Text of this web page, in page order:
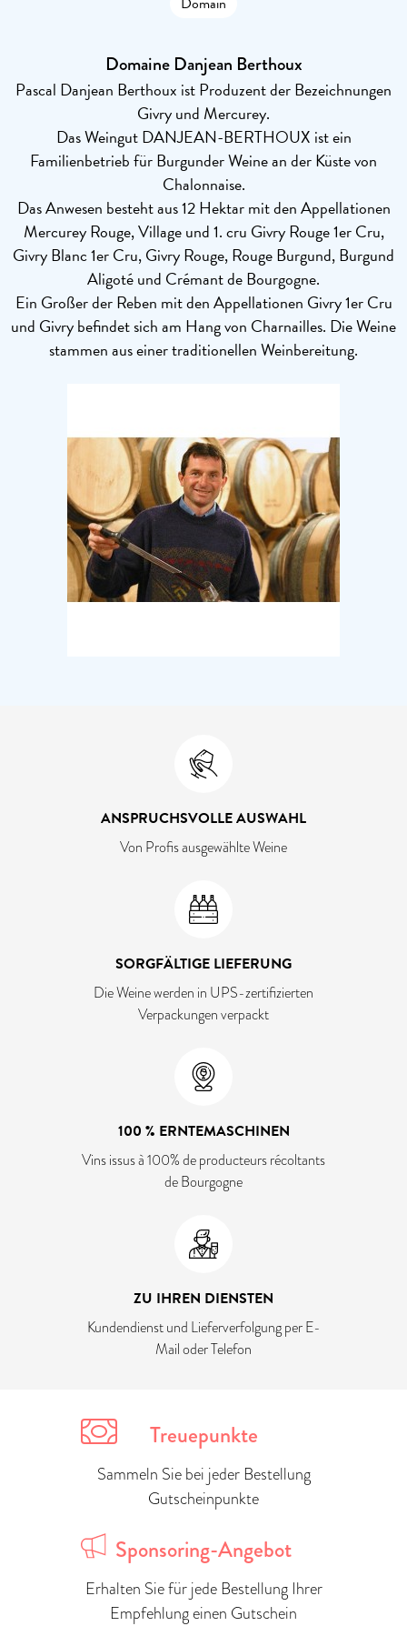
Domaine Danjean Berthoux
Pascal Danjean Berthoux ist Produzent der Bezeichnungen
Givry und Mercurey.
Das Weingut DANJEAN-BERTHOUX ist ein
Familienbetrieb für Burgunder Weine an der Küste von
Chalonnaise.
Das Anwesen besteht aus 12 Hektar mit den Appellationen
Mercurey Rouge, Village und 1. cru Givry Rouge 1er Cru,
Givry Blanc 1er Cru, Givry Rouge, Rouge Burgund, Burgund
Aligoté und Crémant de Bourgogne.
Ein Großer der Reben mit den Appellationen Givry 1er Cru
und Givry befindet sich am Hang von Charnailles. Die Weine
stammen aus einer traditionellen Weinbereitung.
ANSPRUCHSVOLLE AUSWAHL
Von Profis ausgewählte Weine
SORGFÄLTIGE LIEFERUNG
Die Weine werden in UPS-zertifizierten
Verpackungen verpackt
100 % ERNTEMASCHINEN
Vins issus à 100% de producteurs récoltants
de Bourgogne
ZU IHREN DIENSTEN
Kundendienst und Lieferverfolgung per E-
Mail oder Telefon
Treuepunkte
Sammeln Sie bei jeder Bestellung
Gutscheinpunkte
Sponsoring-Angebot
Erhalten Sie für jede Bestellung Ihrer
Empfehlung einen Gutschein